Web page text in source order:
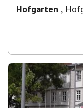
Hofgarten ,